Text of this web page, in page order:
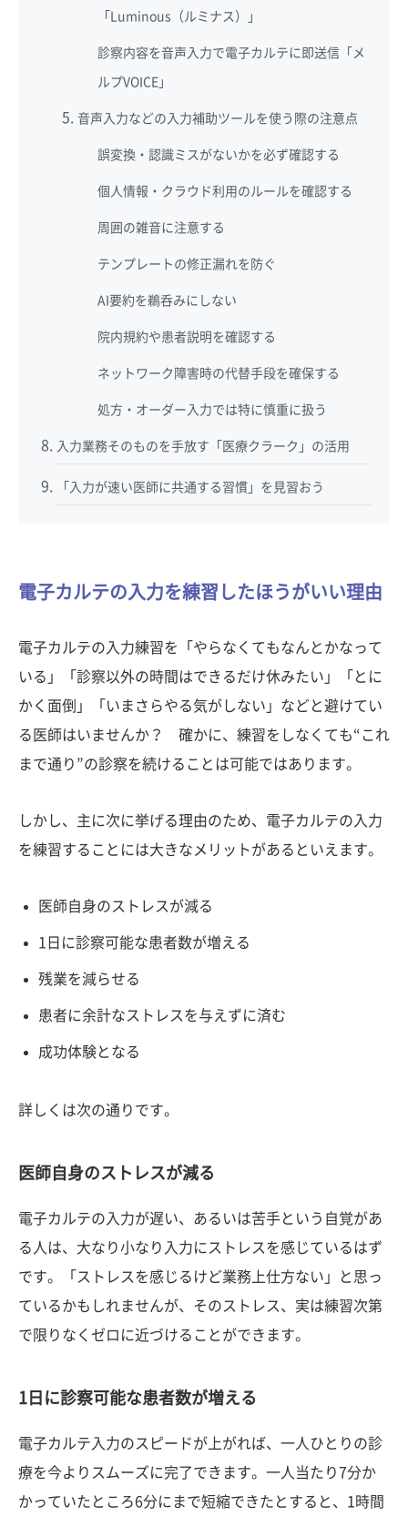
「Luminous（ルミナス）」
診察内容を音声入力で電子カルテに即送信「メ
ルプVOICE」
音声入力などの入力補助ツールを使う際の注意点
誤変換・認識ミスがないかを必ず確認する
個人情報・クラウド利用のルールを確認する
周囲の雑音に注意する
テンプレートの修正漏れを防ぐ
AI要約を鵜呑みにしない
院内規約や患者説明を確認する
ネットワーク障害時の代替手段を確保する
処方・オーダー入力では特に慎重に扱う
入力業務そのものを手放す「医療クラーク」の活用
「入力が速い医師に共通する習慣」を見習おう
電子カルテの入力を練習したほうがいい理由
電子カルテの入力練習を「やらなくてもなんとかなって
いる」「診察以外の時間はできるだけ休みたい」「とに
かく面倒」「いまさらやる気がしない」などと避けてい
る医師はいませんか？ 確かに、練習をしなくても“これ
まで通り”の診察を続けることは可能ではあります。
しかし、主に次に挙げる理由のため、電子カルテの入力
を練習することには大きなメリットがあるといえます。
医師自身のストレスが減る
1日に診察可能な患者数が増える
残業を減らせる
患者に余計なストレスを与えずに済む
成功体験となる
詳しくは次の通りです。
医師自身のストレスが減る
電子カルテの入力が遅い、あるいは苦手という自覚があ
る人は、大なり小なり入力にストレスを感じているはず
です。「ストレスを感じるけど業務上仕方ない」と思っ
ているかもしれませんが、そのストレス、実は練習次第
で限りなくゼロに近づけることができます。
1日に診察可能な患者数が増える
電子カルテ入力のスピードが上がれば、一人ひとりの診
療を今よりスムーズに完了できます。一人当たり7分か
かっていたところ6分にまで短縮できたとすると、1時間